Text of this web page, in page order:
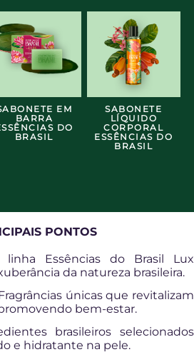
EM
BARRA
DO
BRASIL
SABONETE
LÍQUIDO
CORPORAL
ESSÊNCIAS DO
BRASIL
PONTOS
Essências do Brasil Lux
da natureza brasileira.
únicas que revitalizam
bem-estar.
brasileiros selecionados
e hidratante na pele.